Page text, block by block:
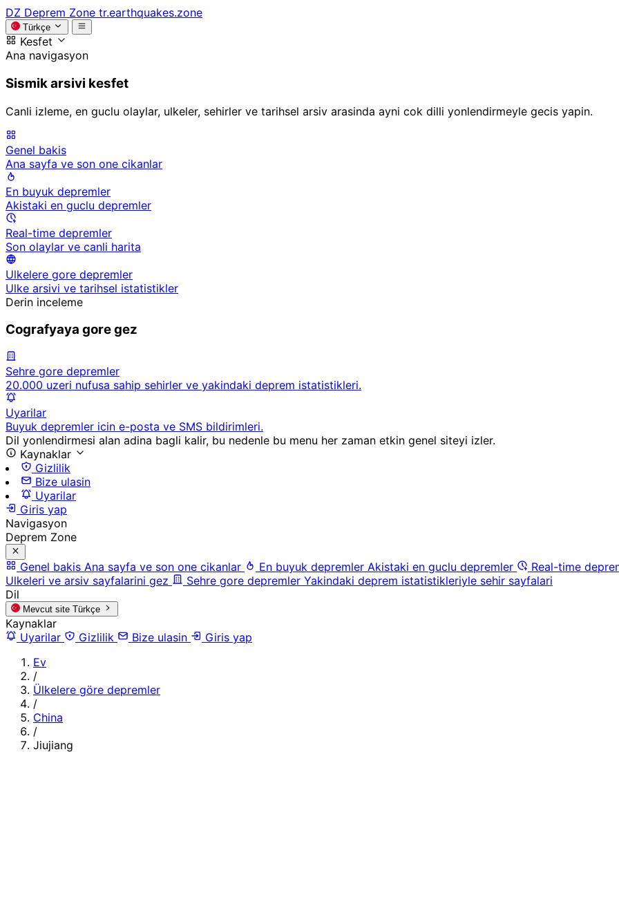
DZ Deprem Zone tr.earthquakes.zone
Türkçe
Kesfet
Ana navigasyon
Sismik arsivi kesfet
Canli izleme, en guclu olaylar, ulkeler, sehirler ve tarihsel arsiv arasinda ayni cok dilli yonlendirmeyle gecis yapin.
Genel bakis
Ana sayfa ve son one cikanlar
En buyuk depremler
Akistaki en guclu depremler
Real-time depremler
Son olaylar ve canli harita
Ulkelere gore depremler
Ulke arsivi ve tarihsel istatistikler
Derin inceleme
Cografyaya gore gez
Sehre gore depremler
20.000 uzeri nufusa sahip sehirler ve yakindaki deprem istatistikleri.
Uyarilar
Buyuk depremler icin e-posta ve SMS bildirimleri.
Dil yonlendirmesi alan adina bagli kalir, bu nedenle bu menu her zaman etkin genel siteyi izler.
Kaynaklar
Gizlilik
Bize ulasin
Uyarilar
Giris yap
Navigasyon
Deprem Zone
Genel bakis Ana sayfa ve son one cikanlar En buyuk depremler Akistaki en guclu depremler
Real-time
Ulkeleri ve arsiv sayfalarini gez
Sehre gore depremler Yakindaki deprem istatistikleriyle sehir sayfalari
Dil
Mevcut site Türkçe
Kaynaklar
Uyarilar
Gizlilik Bize ulasin
Giris yap
Ev
/
Ülkelere göre depremler
/
China
/
Jiujiang